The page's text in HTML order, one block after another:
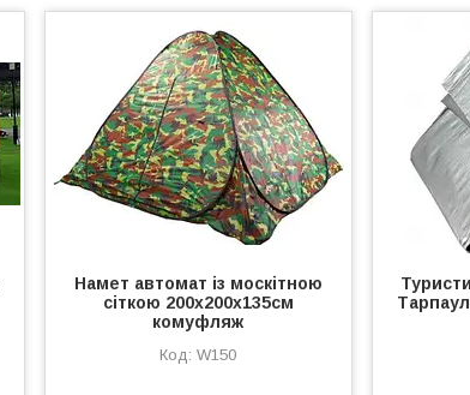
Намет автомат із москітною
сіткою 200x200x135см
комуфляж
W150